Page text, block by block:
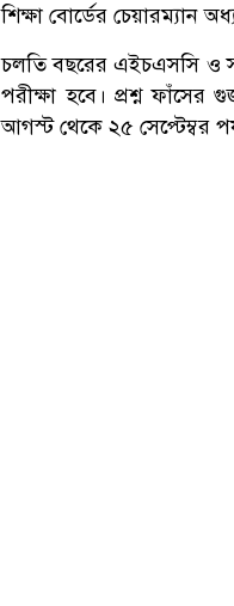
শিক্ষা বোর্ডের চেয়ারম্যান
চলতি বছরের এইচএসসি ও
পরীক্ষা হবে। প্রশ্ন ফাঁসের
আগস্ট থেকে ২৫ সেপ্টেম্বর